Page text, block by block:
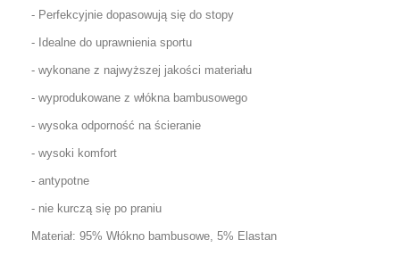
- Perfekcyjnie dopasowują się do stopy
- Idealne do uprawnienia sportu
- wykonane z najwyższej jakości materiału
- wyprodukowane z włókna bambusowego
- wysoka odporność na ścieranie
- wysoki komfort
- antypotne
- nie kurczą się po praniu
Materiał: 95% Włókno bambusowe, 5% Elastan